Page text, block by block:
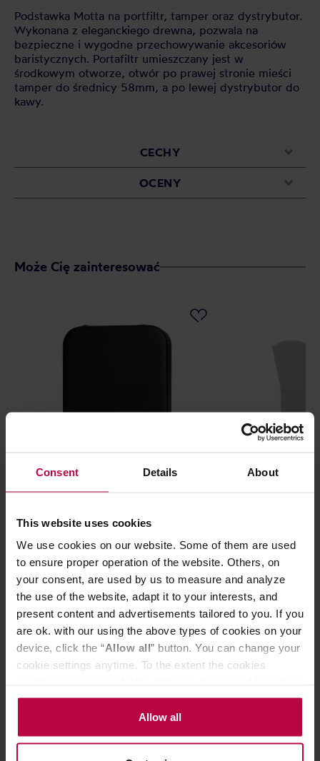
Consent Details About
This website uses cookies
We use cookies on our website. Some of them are used
to ensure proper operation of the website. Others, on
your consent, are used by us to measure and analyze
the use of the website, adapt it to your interests, and
present content and advertisements tailored to you. If you
are ok. with our using the above types of cookies on your
device, click the “Allow all” button. You can change your
cookie settings anytime. To the extent the cookies
the controller’s (namely, ALL GOOD S.A., ul.
Mazowiecka 24I/U9, 78-100 Kołobrzeg) or third parties’
legitimate interests which are to ensure a high quality of
Allow all
Podstawka Motta na portfiltr, tamper oraz dystrybutor.
Wykonana z eleganckiego drewna, pozwala na
bezpieczne i wygodne przechowywanie akcesoriów
baristycznych. Portafiltr umieszczany jest w
środkowym otworze, otwór po prawej stronie mieści
tamper do średnicy 58mm, a po lewej dystrybutor do
kawy.
CECHY
OCENY
Może Cię zainteresować
Acaia - Lunar Carrying Case -
269,90 zł
Najniższa cena: 149,99 zł
149,99 zł
Hario stojak
Do poczytania przy kawie: